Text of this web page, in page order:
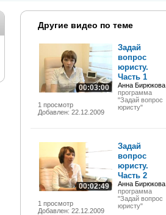
Другие видео по теме
00:03:00
1 просмотр
Добавлен: 22.12.2009
Задай
вопрос
юристу.
Часть 1
Анна Бирюкова
программа
"Задай вопрос
юристу"
00:02:49
1 просмотр
Добавлен: 22.12.2009
Задай
вопрос
юристу.
Часть 2
Анна Бирюкова
программа
"Задай вопрос
юристу"